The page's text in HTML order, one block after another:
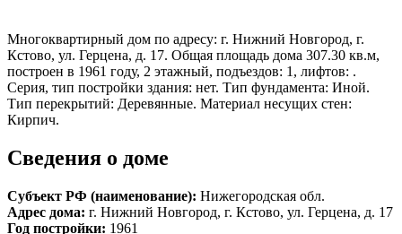
Многоквартирный дом по адресу: г. Нижний Новгород, г.
Кстово, ул. Герцена, д. 17. Общая площадь дома 307.30 кв.м,
построен в 1961 году, 2 этажный, подъездов: 1, лифтов: .
Серия, тип постройки здания: нет. Тип фундамента: Иной.
Тип перекрытий: Деревянные. Материал несущих стен:
Кирпич.
Сведения о доме
Субъект РФ (наименование): Нижегородская обл.
Адрес дома: г. Нижний Новгород, г. Кстово, ул. Герцена, д. 17
Год постройки: 1961